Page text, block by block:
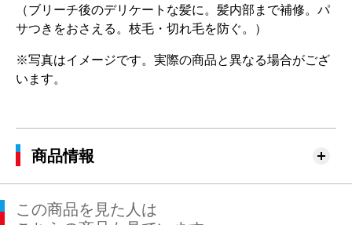
（ブリーチ後のデリケートな髪に。髪内部まで補修。パ
サつきをおさえる。枝毛・切れ毛を防ぐ。）
※写真はイメージです。実際の商品と異なる場合がござ
います。
商品情報
この商品を見た人は